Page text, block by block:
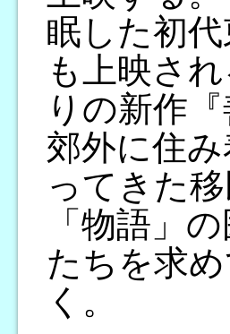
眠した初
も上映さ
りの新作
郊外に住
ってきた
「物語」
たちを求
く。